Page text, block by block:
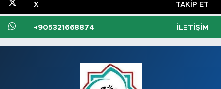
X TAKIP ET
+905321668874 İLETIŞIM